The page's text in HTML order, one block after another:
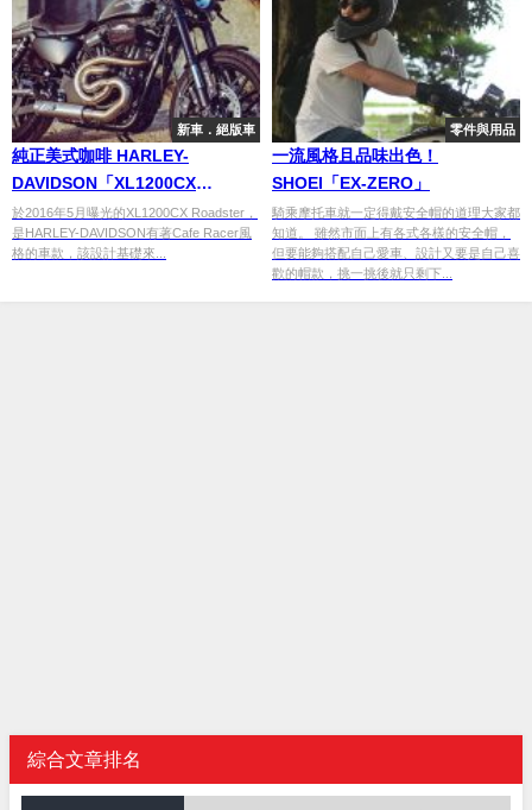
新車．絕版車
純正美式咖啡 HARLEY-
DAVIDSON「XL1200CX
Roadster」
於2016年5月曝光的XL1200CX Roadster，
是HARLEY-DAVIDSON有著Cafe Racer風
格的車款，該設計基礎來...
零件與用品
一流風格且品味出色！
SHOEI「EX-ZERO」
騎乘摩托車就一定得戴安全帽的道理大家都
知道。 雖然市面上有各式各樣的安全帽，
但要能夠搭配自己愛車、設計又要是自己喜
歡的帽款，挑一挑後就只剩下...
綜合文章排名